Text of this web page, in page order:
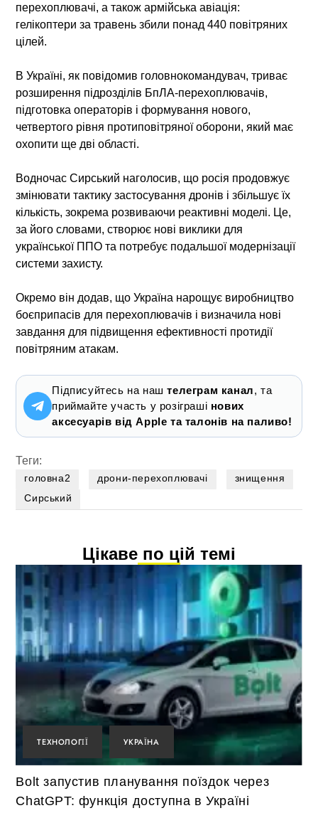
перехоплювачі, а також армійська авіація:
гелікоптери за травень збили понад 440 повітряних
цілей.
В Україні, як повідомив головнокомандувач, триває
розширення підрозділів БпЛА-перехоплювачів,
підготовка операторів і формування нового,
четвертого рівня протиповітряної оборони, який має
охопити ще дві області.
Водночас Сирський наголосив, що росія продовжує
змінювати тактику застосування дронів і збільшує їх
кількість, зокрема розвиваючи реактивні моделі. Це,
за його словами, створює нові виклики для
української ППО та потребує подальшої модернізації
системи захисту.
Окремо він додав, що Україна нарощує виробництво
боєприпасів для перехоплювачів і визначила нові
завдання для підвищення ефективності протидії
повітряним атакам.
Підписуйтесь на наштелеграм канал, та
приймайте участь у розіграші нових
аксесуарів від Apple та талонів на паливо!
Теги:
головна2 дрони-перехоплювачі
знищення
Сирський
Цікаве по цій темі
ТЕХНОЛОГІЇ УКРАЇНА
Bolt запустив планування поїздок через
ChatGPT: функція доступна в Україні